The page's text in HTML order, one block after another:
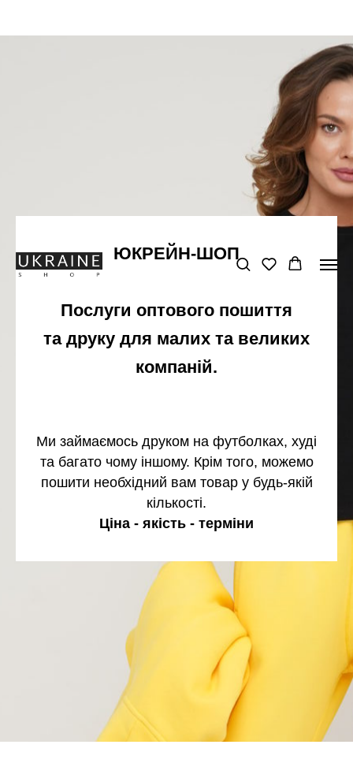
ЮКРЕЙН-ШОП
Послуги оптового пошиття
та друку для малих та великих
компаній.
Ми займаємось друком на футболках, худі
та багато чому іншому. Крім того, можемо
пошити необхідний вам товар у будь-якій
кількості.
Ціна - якість - терміни